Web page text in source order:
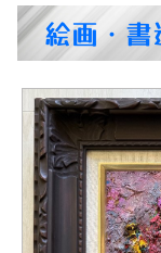
絵画・書